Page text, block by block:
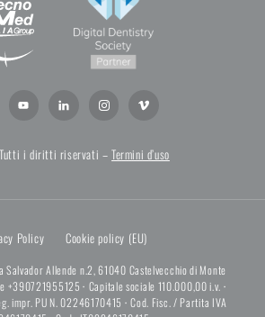
i diritti riservati –Termini d’uso
Policy Cookie policy (EU)
Salvador Allende n.2, 61040 Castelvecchio di Monte
+390721955125· Capitale sociale 110.000,00 i.v. ·
impr. PU N. 02246170415 ·Cod. Fisc. / Partita IVA